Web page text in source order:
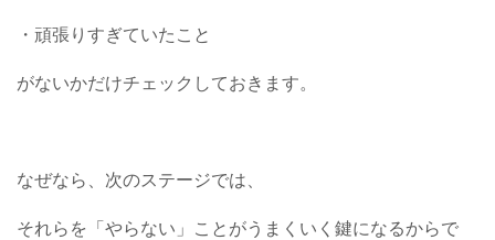
・頑張りすぎていたこと
がないかだけチェックしておきます。
なぜなら、次のステージでは、
それらを「やらない」ことがうまくいく鍵になるからで